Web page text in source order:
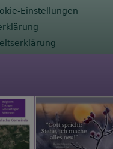
Einstellungen